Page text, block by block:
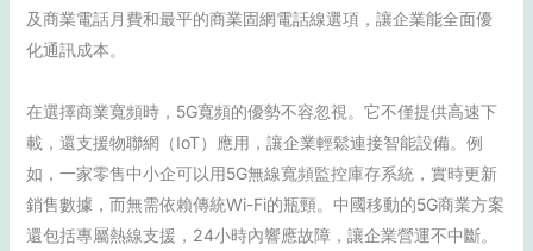
及商業電話月費和最平的商業固網電話線選項，讓企業能全面優
化通訊成本。
在選擇商業寬頻時，5G寬頻的優勢不容忽視。它不僅提供高速下
載，還支援物聯網（IoT）應用，讓企業輕鬆連接智能設備。例
如，一家零售中小企可以用5G無線寬頻監控庫存系統，實時更新
銷售數據，而無需依賴傳統Wi-Fi的瓶頸。中國移動的5G商業方案
還包括專屬熱線支援，24小時內響應故障，讓企業營運不中斷。